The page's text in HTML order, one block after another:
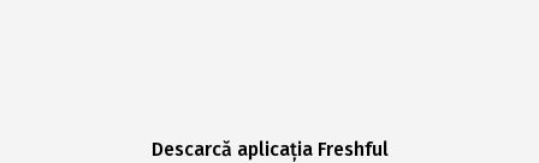
Descarcă aplicația Freshful